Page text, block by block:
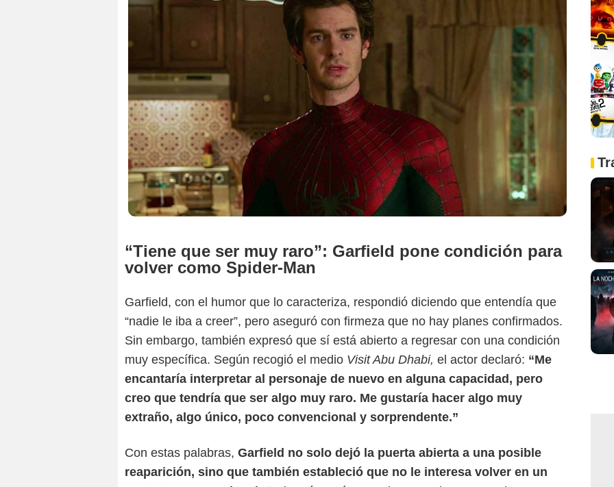
“Tiene que ser muy raro”: Garfield pone condición para
volver como Spider-Man
Garfield, con el humor que lo caracteriza, respondió diciendo que entendía que
“nadie le iba a creer”, pero aseguró con firmeza que no hay planes confirmados.
Sin embargo, también expresó que sí está abierto a regresar con una condición
muy específica. Según recogió el medio Visit Abu Dhabi, el actor declaró: “Me
encantaría interpretar al personaje de nuevo en alguna capacidad, pero
creo que tendría que ser algo muy raro. Me gustaría hacer algo muy
extraño, algo único, poco convencional y sorprendente.”
Con estas palabras, Garfield no solo dejó la puerta abierta a una posible
reaparición, sino que también estableció que no le interesa volver en un
Marvel Studios